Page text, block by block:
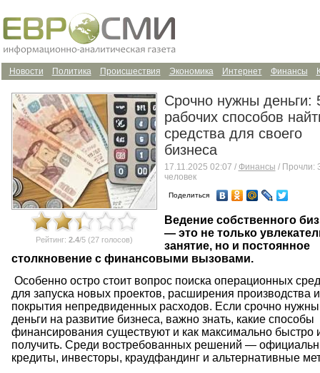
Финансы
Интернет
Экономика
Происшествия
Политика
Новости
Рейтинг: 2.4/5 (27 голосов)
Срочно нужны деньги:
рабочих способов
средства для своего
бизнеса
17.11.2025 02:07 / Финансы / Прочли:
человек
Поделиться
Ведение собственного
— это не только
занятие, но и постоянное
столкновение с финансовыми вызовами.
Особенно остро стоит вопрос поиска операционных
для запуска новых проектов, расширения производства
покрытия непредвиденных расходов. Если срочно нужны
деньги на развитие бизнеса, важно знать, какие способы
финансирования существуют и как максимально быстро
получить. Среди востребованных решений —
кредиты, инвесторы, краудфандинг и альтернативные